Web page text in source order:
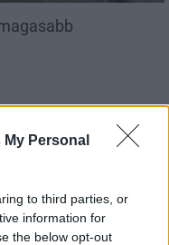
Personal
to third parties, or
information for
the below opt-out